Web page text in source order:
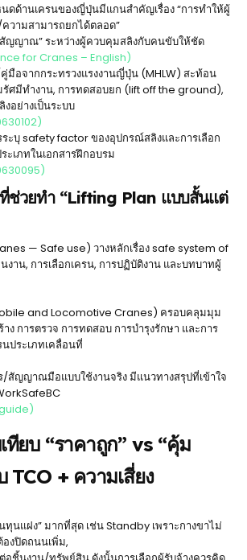
ด้านเครนของญี่ปุ่นมีแกนสำคัญเรื่อง “การทำให้ผู้
ามสามารถยกได้ตลอด”
ญญาณ” ระหว่างผู้ควบคุมสลิงกับคนขับให้ชัด
for Cranes – English)
มือจากกระทรวงแรงงานญี่ปุ่น (MHLW) สะท้อน
รัศมีทำงาน, การทดสอบยก (lift off the ground),
อย่างเป็นระบบ
ระบุ safety factor ของอุปกรณ์สลิงและการเลือก
เภทในเอกสารฝึกอบรม
ช่วยทำ “Lifting Plan แบบสั้นแต่
— Safe use) วางหลักเรื่อง safe system of
งาน, การเลือกเครน, การปฏิบัติงาน และบทบาทผู้
and Locomotive Cranes) ครอบคลุมมุม
ง การตรวจ การทดสอบ การบำรุงรักษา และการ
ประเภทเคลื่อนที่
/สัญญาณมือแบบใช้งานจริง มีแนวทางสรุปที่เข้าใจ
ทียบ “ราคาถูก” vs “คุ้ม
TCO + ความเสี่ยง
ทุนแฝง” มากที่สุด เช่น Standby เพราะกางขาไม่
องปิดถนนเพิ่ม,